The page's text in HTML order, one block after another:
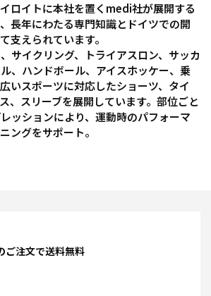
ロイトに本社を置くmedi社が展開する
長年にわたる専門知識とドイツでの開
支えられています。
サイクリング、トライアスロン、サッカ
、ハンドボール、アイスホッケー、乗
いスポーツに対応したショーツ、タイ
、スリーブを展開しています。部位ごと
ッションにより、運動時のパフォーマ
ングをサポート。
ご注文で送料無料